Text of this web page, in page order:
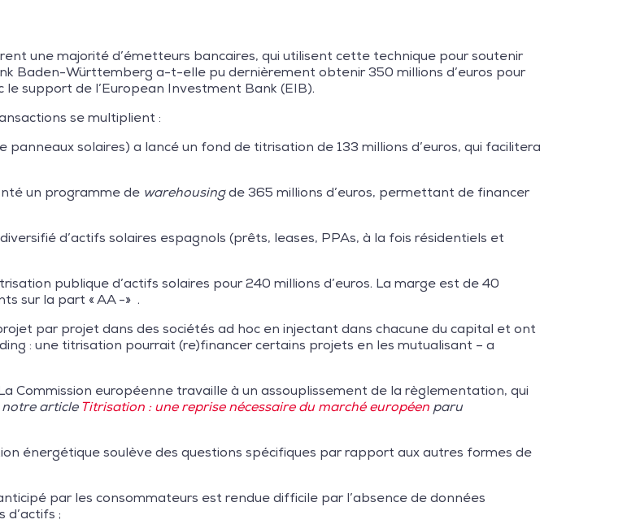
une majorité d’émetteurs bancaires, qui utilisent cette technique pour soutenir
Baden-Württemberg a-t-elle pu dernièrement obtenir 350 millions d’euros pour
support de l’European Investment Bank (EIB).
se multiplient :
solaires) a lancé un fond de titrisation de 133 millions d’euros, qui facilitera
un programme de warehousingde 365 millions d’euros, permettant de financer
d’actifs solaires espagnols (prêts, leases, PPAs, à la fois résidentiels et
publique d’actifs solaires pour 240 millions d’euros. La marge est de 40
sur la part « AA -» .
par projet dans des sociétés ad hoc en injectant dans chacune du capital et ont
: une titrisation pourrait (re)financer certains projets en les mutualisant – a
Commission européenne travaille à un assouplissement de la règlementation, qui
notre articleTitrisation : une reprise nécessaire du marché européen paru
énergétique soulève des questions spécifiques par rapport aux autres formes de
par les consommateurs est rendue difficile par l’absence de données
;